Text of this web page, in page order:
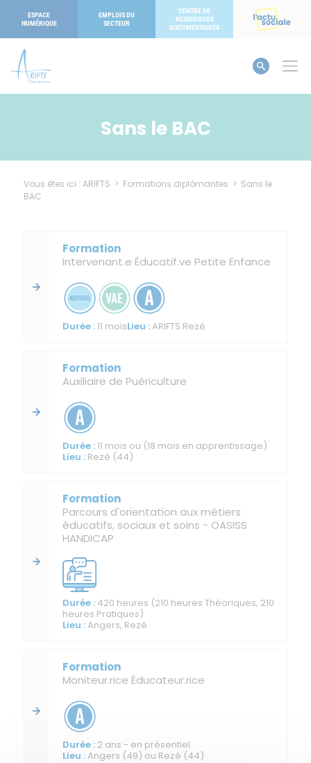
ESPACE
NUMÉRIQUE
EMPLOIS DU
SECTEUR
CENTRE DE
RESSOURCES
DOCUMENTAIRES
Sans le BAC
Vous êtes ici : ARIFTS > Formations diplômantes > Sans le
BAC
Intervenant.e Éducatif.ve Petite Enfance
11 mois ARIFTS Rezé
Auxiliaire de Puériculture
11 mois ou (18 mois en apprentissage)
Rezé (44)
Parcours d'orientation aux métiers
éducatifs, sociaux et soins - OASISS
HANDICAP
420 heures (210 heures Théoriques, 210
heures Pratiques)
Angers, Rezé
Moniteur.rice Éducateur.rice
2 ans - en présentiel
Angers (49) ou Rezé (44)